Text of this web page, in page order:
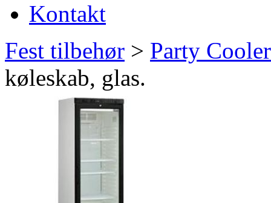
Kontakt
Fest tilbehør > Party Cooler
køleskab, glas.